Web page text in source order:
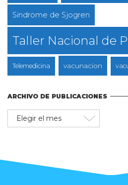
Sindrome de Sjogren
Taller Nacional de
Telemedicina vacunacion
ARCHIVO DE PUBLICACIONES
Archivo
de